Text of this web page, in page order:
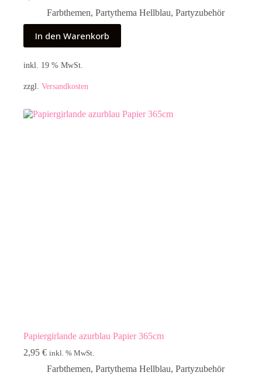
Farbthemen, Partythema Hellblau, Partyzubehör
In den Warenkorb
inkl. 19 % MwSt.
zzgl. Versandkosten
Papiergirlande azurblau Papier 365cm
2,95 € inkl. % MwSt.
Farbthemen, Partythema Hellblau, Partyzubehör